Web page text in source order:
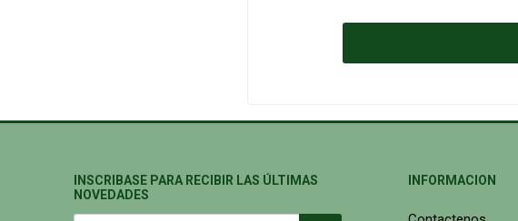
INSCRIBASE PARA RECIBIR LAS ÚLTIMAS
NOVEDADES
INFORMACION